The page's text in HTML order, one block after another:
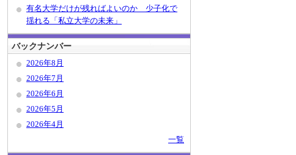
有名大学だけが残ればよいのか 少子化で
揺れる「私立大学の未来」
バックナンバー
2026年8月
2026年7月
2026年6月
2026年5月
2026年4月
一覧